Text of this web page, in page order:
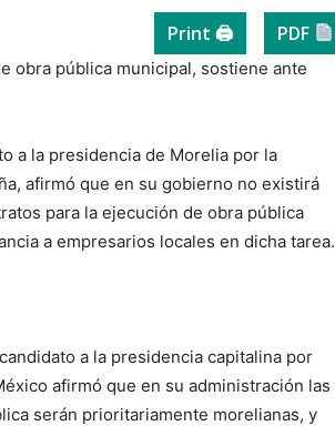
Print 🖨 PDF
obra pública municipal, sostiene ante
a la presidencia de Morelia por la
afirmó que en su gobierno no existirá
para la ejecución de obra pública
a empresarios locales en dicha tarea.
a la presidencia capitalina por
afirmó que en su administración las
serán prioritariamente morelianas, y